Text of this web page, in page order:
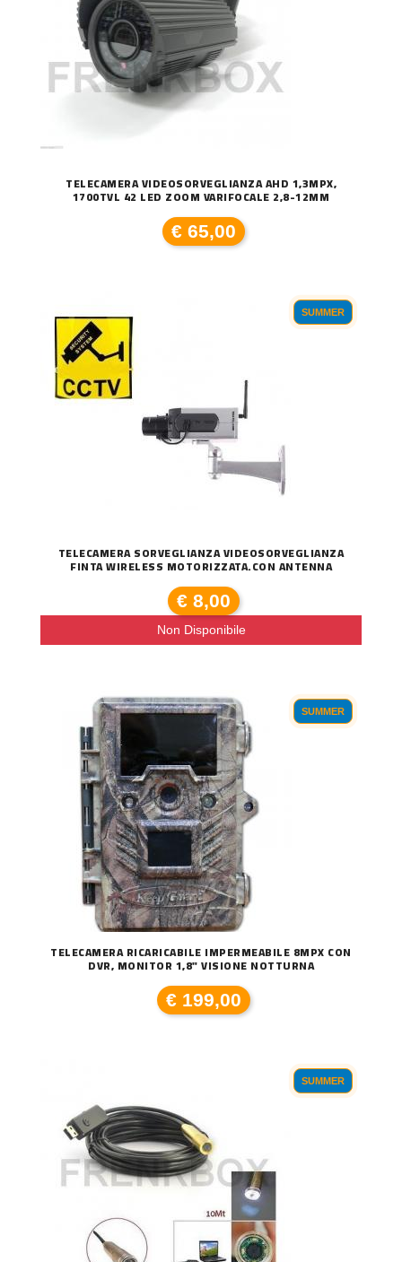
TELECAMERA VIDEOSORVEGLIANZA AHD 1,3MPX,
1700TVL 42 LED ZOOM VARIFOCALE 2,8-12MM
€ 65,00
SUMMER
TELECAMERA SORVEGLIANZA VIDEOSORVEGLIANZA
FINTA WIRELESS MOTORIZZATA.CON ANTENNA
€ 8,00
Non Disponibile
SUMMER
TELECAMERA RICARICABILE IMPERMEABILE 8MPX CON
DVR, MONITOR 1,8" VISIONE NOTTURNA
€ 199,00
SUMMER